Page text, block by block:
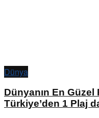
Dünya
Dünyanın En Güzel
Türkiye’den 1 Plaj